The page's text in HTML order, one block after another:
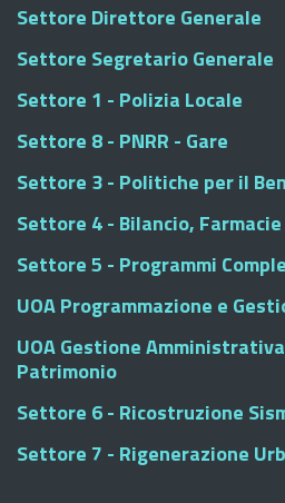
Settore Direttore Generale
Settore Segretario Generale
Settore 1 - Polizia Locale
Settore 8 - PNRR - Gare
Settore 3 - Politiche per il
Settore 4 - Bilancio,
Settore 5 - Programmi
UOA Programmazione e
UOA Gestione
Patrimonio
Settore 6 - Ricostruzione
Settore 7 - Rigenerazione